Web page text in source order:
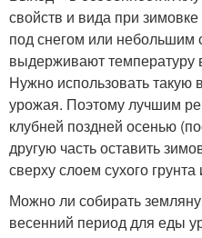
свойств и вида при
под снегом или небольшим
выдерживают температуру
Нужно использовать такую
урожая. Поэтому лучшим
клубней поздней осенью
другую часть оставить
сверху слоем сухого
Можно ли собирать
весенний период для еды